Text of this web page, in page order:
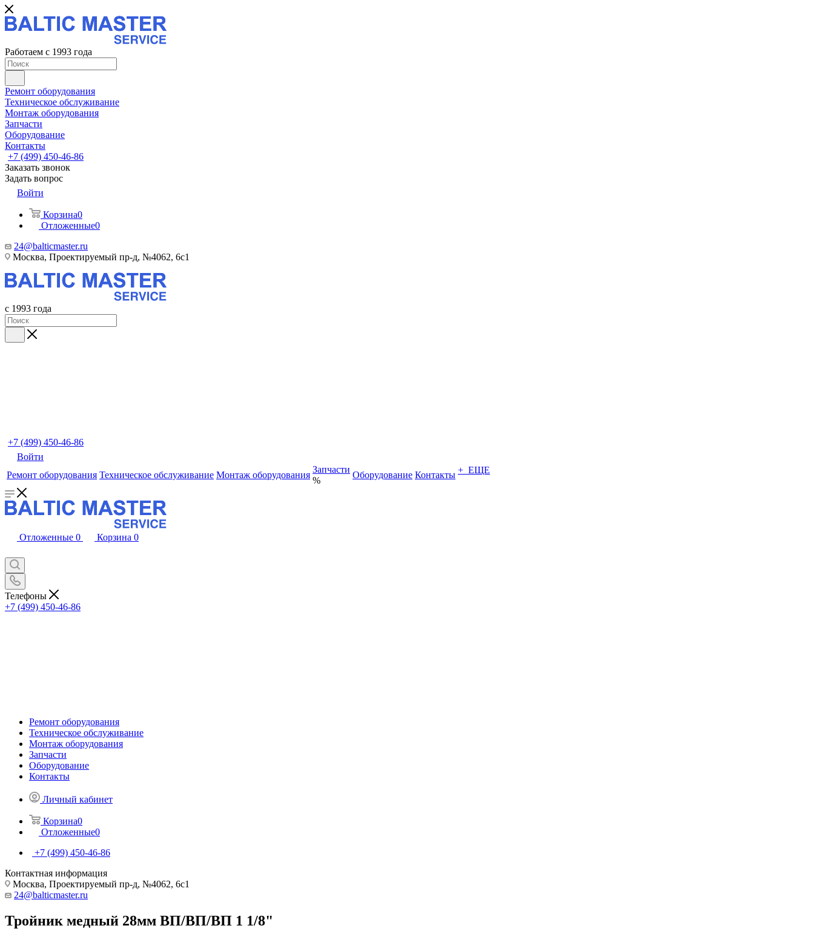
Работаем с 1993 года
Ремонт оборудования
Техническое обслуживание
Монтаж оборудования
Запчасти
Оборудование
Контакты
+7 (499) 450-46-86
Заказать звонок
Задать вопрос
Войти
Корзина0
Отложенные0
24@balticmaster.ru
Москва, Проектируемый пр-д, №4062, 6с1
с 1993 года
+7 (499) 450-46-86
Войти
Ремонт оборудования Техническое обслуживание Монтаж оборудования
Запчасти
%
Оборудование Контакты + ЕЩЕ
Отложенные 0 Корзина 0
Телефоны
+7 (499) 450-46-86
Ремонт оборудования
Техническое обслуживание
Монтаж оборудования
Запчасти
Оборудование
Контакты
Личный кабинет
Корзина0
Отложенные0
+7 (499) 450-46-86
Контактная информация
Москва, Проектируемый пр-д, №4062, 6с1
24@balticmaster.ru
Тройник медный 28мм ВП/ВП/ВП 1 1/8"